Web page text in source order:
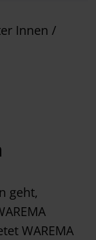
Innen /
geht,
WAREMA